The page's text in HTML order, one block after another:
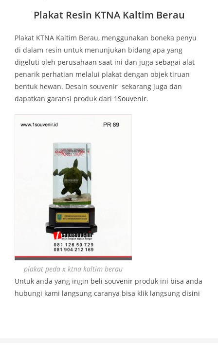
Plakat Resin KTNA Kaltim Berau
Plakat KTNA Kaltim Berau, menggunakan boneka penyu
di dalam resin untuk menunjukan bidang apa yang
digeluti oleh perusahaan saat ini dan juga sebagai alat
penarik perhatian melalui plakat dengan objek tiruan
bentuk hewan. Desain souvenir sekarang juga dan
dapatkan garansi produk dari 1Souvenir.
plakat peda x ktna kaltim berau
Untuk anda yang ingin beli souvenir produk ini bisa anda
hubungi kami langsung caranya bisa klik langsung disini